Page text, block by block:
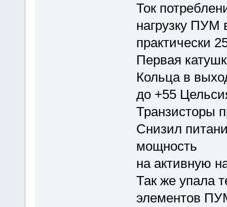
Ток
нагрузку ПУМ
практически
Первая
Кольца в
до +55
Транзисторы
Снизил
мощность
на активную
Так же упала
элементов